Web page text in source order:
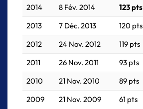
2014
8 Fév. 2014
123 pts
2013
7 Déc. 2013
120 pts
2012
24 Nov. 2012
119 pts
2011
26 Nov. 2011
93 pts
2010
21 Nov. 2010
89 pts
2009
21 Nov. 2009 61 pts